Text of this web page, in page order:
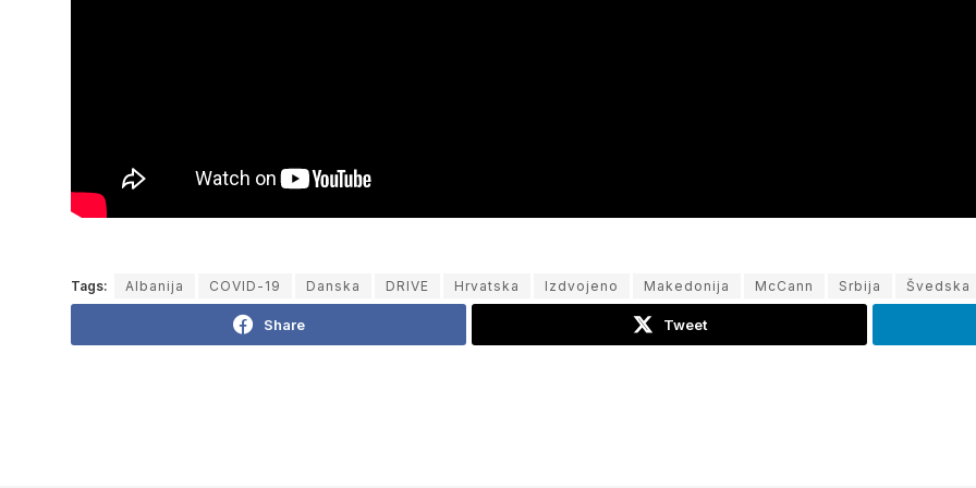
Tags: Albanija COVID-19 Danska DRIVE Hrvatska Izdvojeno Makedonija McCann Srbija Švedska
Share Tweet